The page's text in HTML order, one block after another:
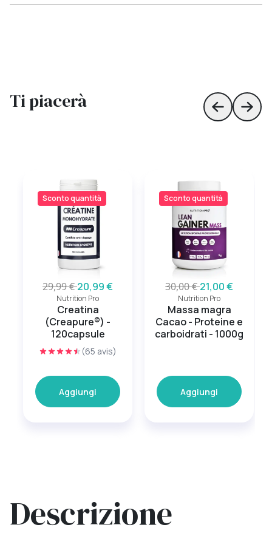
Ti piacerà
Skip toSkip
Sconto quantità
29,99 €20,99 €
Nutrition Pro
Creatina
(Creapure®) -
120capsule
(65 avis)
Aggiungi
Sconto quantità
30,00 €21,00 €
Nutrition Pro
Massa magra
Cacao - Proteine e
carboidrati - 1000g
Aggiungi
Descrizione